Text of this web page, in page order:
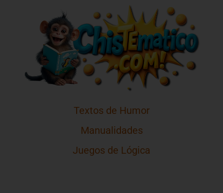
Textos de Humor
Manualidades
Juegos de Lógica